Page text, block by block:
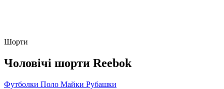
Шорти
Чоловічі шорти Reebok
Футболки Поло Майки Рубашки